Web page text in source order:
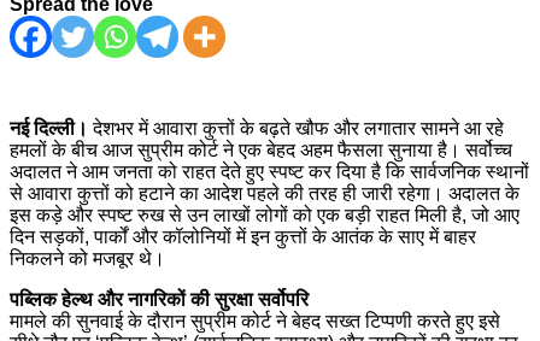
Spread the love
नई दिल्ली। देशभर में आवारा कुत्तों के बढ़ते खौफ और लगातार सामने आ रहे
हमलों के बीच आज सुप्रीम कोर्ट ने एक बेहद अहम फैसला सुनाया है। सर्वोच्च
अदालत ने आम जनता को राहत देते हुए स्पष्ट कर दिया है कि सार्वजनिक स्थानों
से आवारा कुत्तों को हटाने का आदेश पहले की तरह ही जारी रहेगा। अदालत के
इस कड़े और स्पष्ट रुख से उन लाखों लोगों को एक बड़ी राहत मिली है, जो आए
दिन सड़कों, पार्कों और कॉलोनियों में इन कुत्तों के आतंक के साए में बाहर
निकलने को मजबूर थे।
पब्लिक हेल्थ और नागरिकों की सुरक्षा सर्वोपरि
मामले की सुनवाई के दौरान सुप्रीम कोर्ट ने बेहद सख्त टिप्पणी करते हुए इसे